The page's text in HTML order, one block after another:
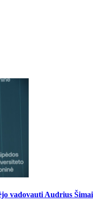
vadovauti Audrius